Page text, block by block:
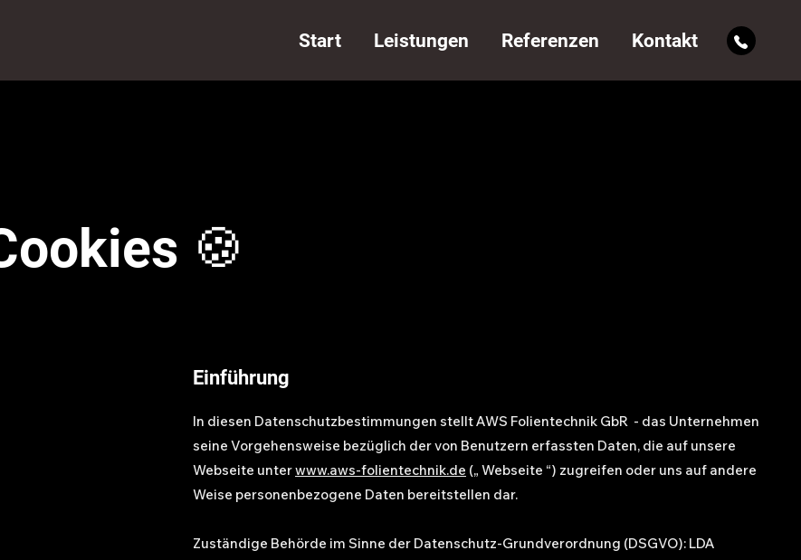
Start Leistungen Referenzen Kontakt
🍪
Einführung
In diesen Datenschutzbestimmungen stellt AWS Folientechnik GbR - das Unternehmen
seine Vorgehensweise bezüglich der von Benutzern erfassten Daten, die auf unsere
Webseite unterwww.aws-folientechnik.de („ Webseite “) zugreifen oder uns auf andere
Weise personenbezogene Daten bereitstellen dar.
Zuständige Behörde im Sinne der Datenschutz-Grundverordnung (DSGVO): LDA